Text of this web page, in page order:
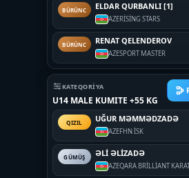
BÜRÜNC ELDAR QURBANLI [1]
AZERİSİNG STARS
BÜRÜNC RENAT QELENDEROV
AZESPORT MASTER
KATEQORIYA
U14 MALE KUMITE +55 KG
QIZIL UĞUR MƏMMƏDZADƏ
AZEFHN İSK
GÜMÜŞ ƏLİ ƏLİZADƏ
AZEQARA BRİLLİANT